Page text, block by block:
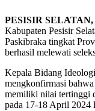
PESISIR SELATAN,
Kabupaten Pesisir
Paskibraka tingkat
berhasil melewati
Kepala Bidang
mengkonfirmasi
memiliki nilai tertinggi
pada 17-18 April 2024